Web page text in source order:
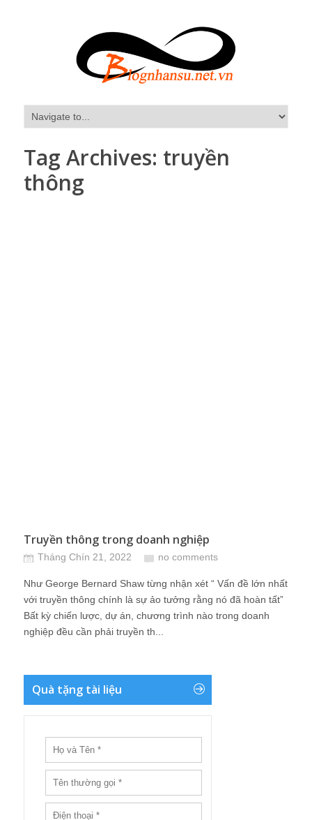
Tag Archives: truyền
thông
Truyền thông trong doanh nghiệp
Tháng Chín 21, 2022 no comments
Như George Bernard Shaw từng nhận xét “ Vấn đề lớn nhất
với truyền thông chính là sự ảo tưởng rằng nó đã hoàn tất”
Bất kỳ chiến lược, dự án, chương trình nào trong doanh
nghiệp đều cần phải truyền th...
Quà tặng tài liệu